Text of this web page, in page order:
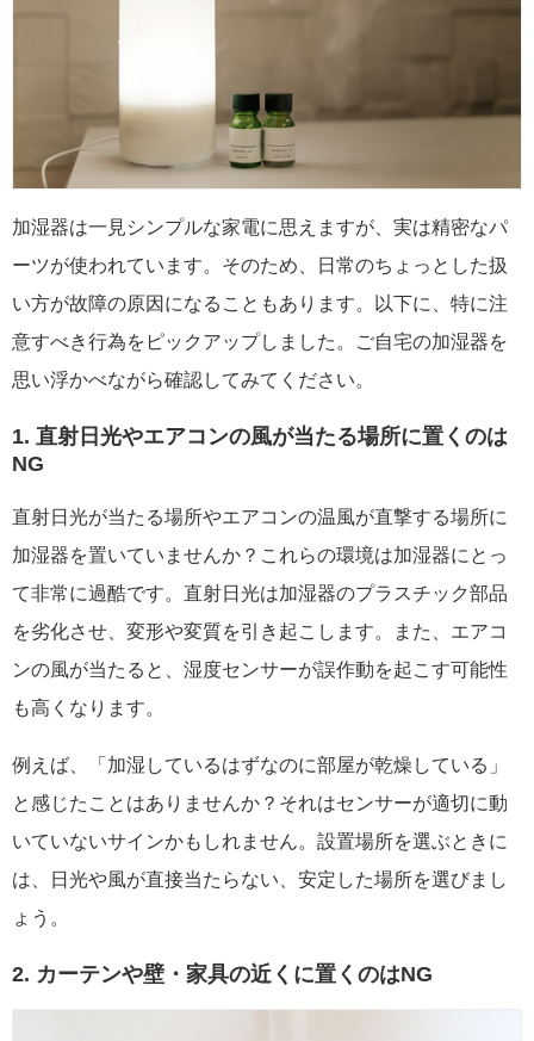
加湿器は一見シンプルな家電に思えますが、実は精密なパ
ーツが使われています。そのため、日常のちょっとした扱
い方が故障の原因になることもあります。以下に、特に注
意すべき行為をピックアップしました。ご自宅の加湿器を
思い浮かべながら確認してみてください。
1. 直射日光やエアコンの風が当たる場所に置くのは
NG
直射日光が当たる場所やエアコンの温風が直撃する場所に
加湿器を置いていませんか？これらの環境は加湿器にとっ
て非常に過酷です。直射日光は加湿器のプラスチック部品
を劣化させ、変形や変質を引き起こします。また、エアコ
ンの風が当たると、湿度センサーが誤作動を起こす可能性
も高くなります。
例えば、「加湿しているはずなのに部屋が乾燥している」
と感じたことはありませんか？それはセンサーが適切に動
いていないサインかもしれません。設置場所を選ぶときに
は、日光や風が直接当たらない、安定した場所を選びまし
ょう。
2. カーテンや壁・家具の近くに置くのはNG